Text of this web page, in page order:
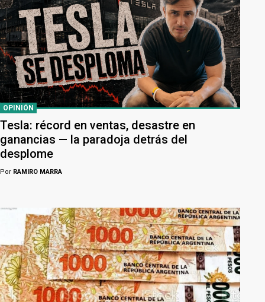
OPINIÓN
Tesla: récord en ventas, desastre en
ganancias — la paradoja detrás del
desplome
Por RAMIRO MARRA